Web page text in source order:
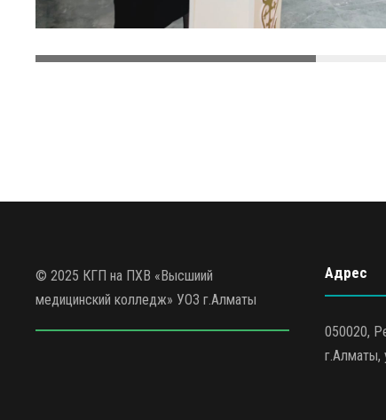
© 2025 КГП на ПХВ «Высшиий
медицинский колледж» УОЗ г.Алматы
Адрес
050020,
г.Алматы,